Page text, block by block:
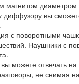
магнитом
вы
с поворотными
Наушники с
можете отвечать
не снимая